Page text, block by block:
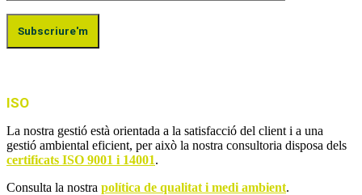
ISO
La nostra gestió està orientada a la satisfacció del client i a una
gestió ambiental eficient, per això la nostra consultoria disposa dels
certificats ISO 9001 i 14001.
Consulta la nostra política de qualitat i medi ambient.